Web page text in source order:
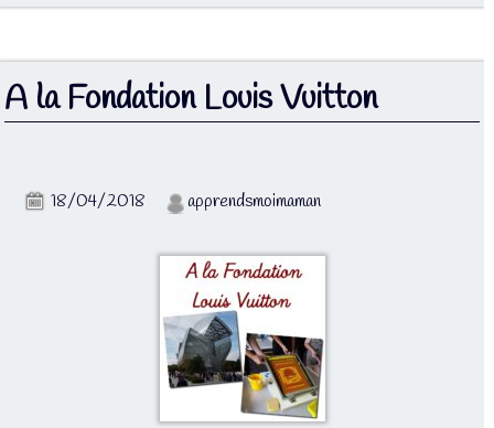
A la Fondation Louis Vuitton
18/04/2018 apprendsmoimaman